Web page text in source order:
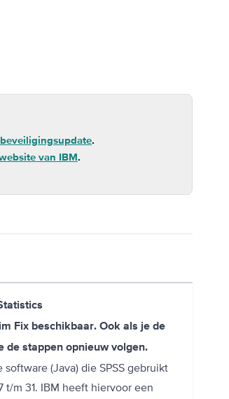
beveiligingsupdate.
van IBM.
Fix beschikbaar. Ook als je de
de stappen opnieuw volgen.
(Java) die SPSS gebruikt
t/m 31. IBM heeft hiervoor een